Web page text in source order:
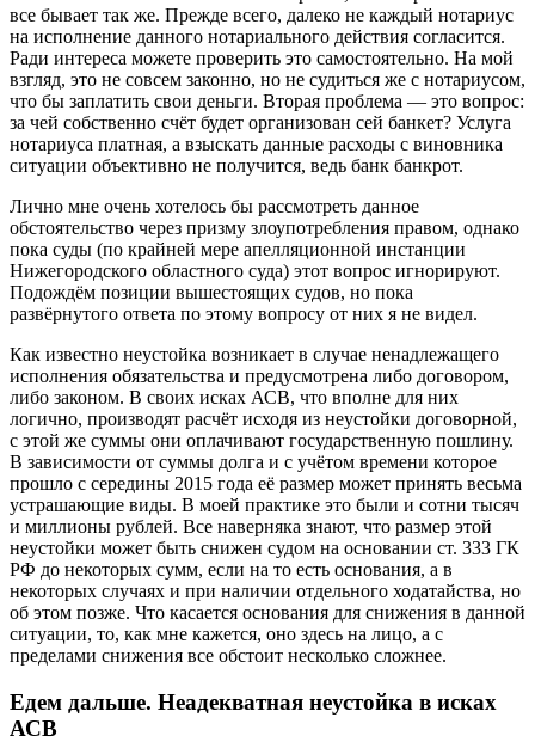
все бывает так же. Прежде всего, далеко не каждый нотариус
на исполнение данного нотариального действия согласится.
Ради интереса можете проверить это самостоятельно. На мой
взгляд, это не совсем законно, но не судиться же с нотариусом,
что бы заплатить свои деньги. Вторая проблема — это вопрос:
за чей собственно счёт будет организован сей банкет? Услуга
нотариуса платная, а взыскать данные расходы с виновника
ситуации объективно не получится, ведь банк банкрот.
Лично мне очень хотелось бы рассмотреть данное
обстоятельство через призму злоупотребления правом, однако
пока суды (по крайней мере апелляционной инстанции
Нижегородского областного суда) этот вопрос игнорируют.
Подождём позиции вышестоящих судов, но пока
развёрнутого ответа по этому вопросу от них я не видел.
Как известно неустойка возникает в случае ненадлежащего
исполнения обязательства и предусмотрена либо договором,
либо законом. В своих исках АСВ, что вполне для них
логично, производят расчёт исходя из неустойки договорной,
с этой же суммы они оплачивают государственную пошлину.
В зависимости от суммы долга и с учётом времени которое
прошло с середины 2015 года её размер может принять весьма
устрашающие виды. В моей практике это были и сотни тысяч
и миллионы рублей. Все наверняка знают, что размер этой
неустойки может быть снижен судом на основании ст. 333 ГК
РФ до некоторых сумм, если на то есть основания, а в
некоторых случаях и при наличии отдельного ходатайства, но
об этом позже. Что касается основания для снижения в данной
ситуации, то, как мне кажется, оно здесь на лицо, а с
пределами снижения все обстоит несколько сложнее.
Едем дальше. Неадекватная неустойка в исках
АСВ